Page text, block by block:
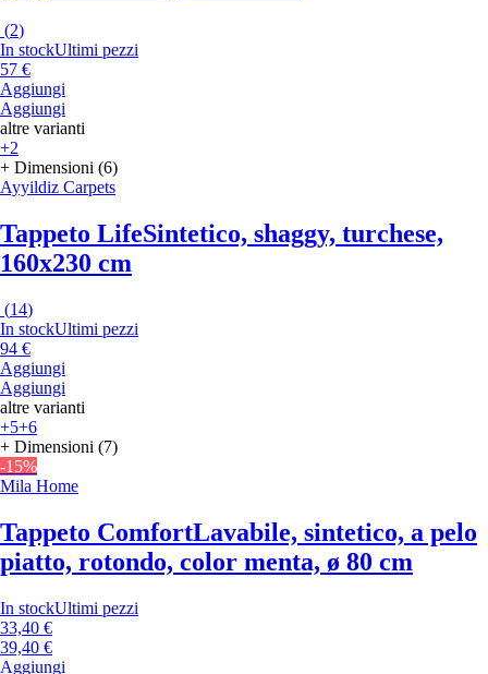
(2)
In stockUltimi pezzi
57 €
Aggiungi
Aggiungi
altre varianti
+2
+ Dimensioni (6)
Ayyildiz Carpets
Tappeto LifeSintetico, shaggy, turchese,
160x230 cm
(14)
In stockUltimi pezzi
94 €
Aggiungi
Aggiungi
altre varianti
+5+6
+ Dimensioni (7)
-15%
Mila Home
Tappeto ComfortLavabile, sintetico, a pelo
piatto, rotondo, color menta, ø 80 cm
In stockUltimi pezzi
33,40 €
39,40 €
Aggiungi